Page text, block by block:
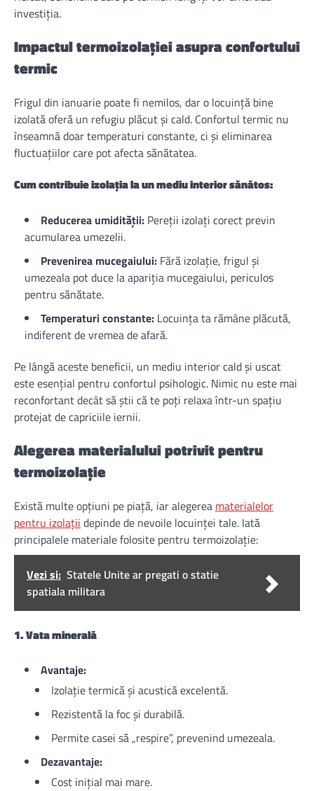
investiția.
Impactul termoizolației asupra confortului
termic
Frigul din ianuarie poate fi nemilos, dar o locuință bine
izolată oferă un refugiu plăcut și cald. Confortul termic nu
înseamnă doar temperaturi constante, ci și eliminarea
fluctuațiilor care pot afecta sănătatea.
Cum contribuie izolația la un mediu interior sănătos:
Reducerea umidității: Pereții izolați corect previn
acumularea umezelii.
Prevenirea mucegaiului: Fără izolație, frigul și
umezeala pot duce la apariția mucegaiului, periculos
pentru sănătate.
Temperaturi constante: Locuința ta rămâne plăcută,
indiferent de vremea de afară.
Pe lângă aceste beneficii, un mediu interior cald și uscat
este esențial pentru confortul psihologic. Nimic nu este mai
reconfortant decât să știi că te poți relaxa într-un spațiu
protejat de capriciile iernii.
Alegerea materialului potrivit pentru
termoizolație
Există multe opțiuni pe piață, iar alegerea materialelor
pentru izolații depinde de nevoile locuinței tale. Iată
principalele materiale folosite pentru termoizolație:
Vezi si: Statele Unite ar pregati o statie
spatiala militara
1. Vata minerală
Avantaje:
Izolație termică și acustică excelentă.
Rezistentă la foc și durabilă.
Permite casei să „respire”, prevenind umezeala.
Dezavantaje:
Cost inițial mai mare.